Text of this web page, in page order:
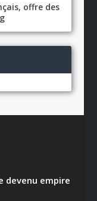
offre des
devenu empire